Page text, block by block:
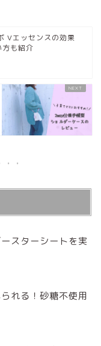
Vエッセンスの効果
も紹介
スターシートを実
れる！砂糖不使用